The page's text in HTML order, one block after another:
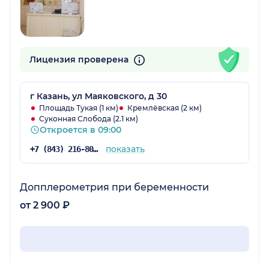
Лицензия проверена
г Казань, ул Маяковского, д 30
Площадь Тукая (1 км)
Кремлёвская (2 км)
Суконная Слобода (2.1 км)
Откроется в 09:00
+7 (843) 216-80-23 показать
Допплерометрия при беременности
от 2 900 ₽